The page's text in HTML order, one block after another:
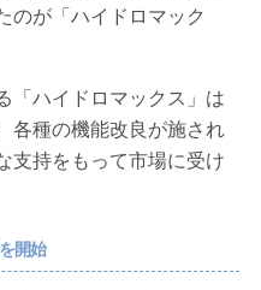
のが「ハイドロマック
「ハイドロマックス」は
各種の機能改良が施され
支持をもって市場に受け
開始